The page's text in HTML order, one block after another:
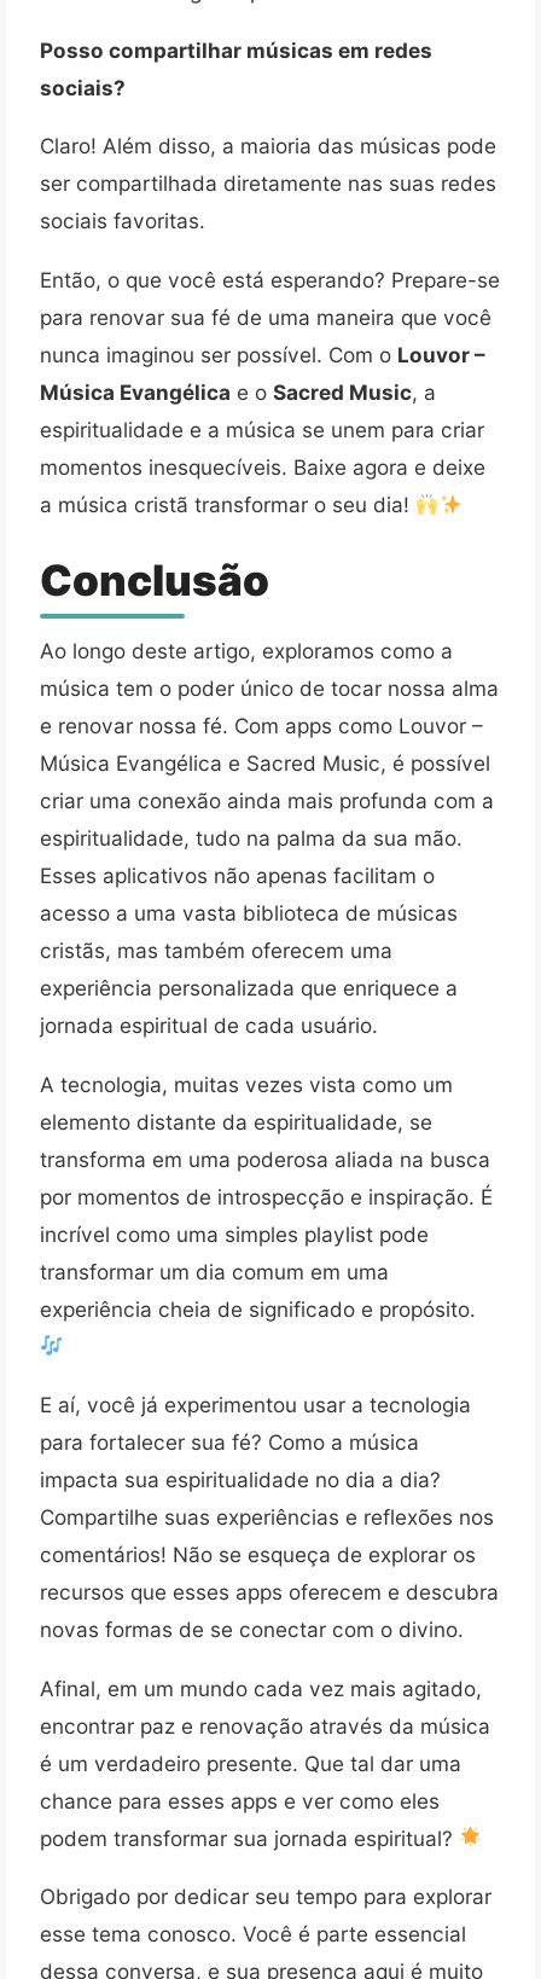
Posso compartilhar músicas em redes
sociais?
Claro! Além disso, a maioria das músicas pode
ser compartilhada diretamente nas suas redes
sociais favoritas.
Então, o que você está esperando? Prepare-se
para renovar sua fé de uma maneira que você
nunca imaginou ser possível. Com o Louvor –
Música Evangélica e o Sacred Music, a
espiritualidade e a música se unem para criar
momentos inesquecíveis. Baixe agora e deixe
a música cristã transformar o seu dia!
Conclusão
Ao longo deste artigo, exploramos como a
música tem o poder único de tocar nossa alma
e renovar nossa fé. Com apps como Louvor –
Música Evangélica e Sacred Music, é possível
criar uma conexão ainda mais profunda com a
espiritualidade, tudo na palma da sua mão.
Esses aplicativos não apenas facilitam o
acesso a uma vasta biblioteca de músicas
cristãs, mas também oferecem uma
experiência personalizada que enriquece a
jornada espiritual de cada usuário.
A tecnologia, muitas vezes vista como um
elemento distante da espiritualidade, se
transforma em uma poderosa aliada na busca
por momentos de introspecção e inspiração. É
incrível como uma simples playlist pode
transformar um dia comum em uma
experiência cheia de significado e propósito.
E aí, você já experimentou usar a tecnologia
para fortalecer sua fé? Como a música
impacta sua espiritualidade no dia a dia?
Compartilhe suas experiências e reflexões nos
comentários! Não se esqueça de explorar os
recursos que esses apps oferecem e descubra
novas formas de se conectar com o divino.
Afinal, em um mundo cada vez mais agitado,
encontrar paz e renovação através da música
é um verdadeiro presente. Que tal dar uma
chance para esses apps e ver como eles
podem transformar sua jornada espiritual?
Obrigado por dedicar seu tempo para explorar
esse tema conosco. Você é parte essencial
dessa conversa, e sua presença aqui é muito